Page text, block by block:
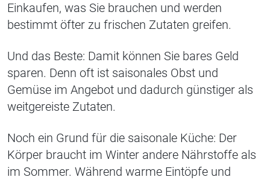
Einkaufen, was Sie brauchen und werden
bestimmt öfter zu frischen Zutaten greifen.
Und das Beste: Damit können Sie bares Geld
sparen. Denn oft ist saisonales Obst und
Gemüse im Angebot und dadurch günstiger als
weitgereiste Zutaten.
Noch ein Grund für die saisonale Küche: Der
Körper braucht im Winter andere Nährstoffe als
im Sommer. Während warme Eintöpfe und